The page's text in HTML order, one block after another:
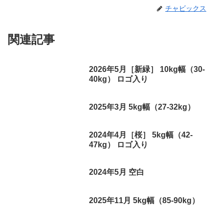
チャビックス
関連記事
2026年5月［新緑］ 10kg幅（30-
40kg） ロゴ入り
2025年3月 5kg幅（27-32kg）
2024年4月［桜］ 5kg幅（42-
47kg） ロゴ入り
2024年5月 空白
2025年11月 5kg幅（85-90kg）